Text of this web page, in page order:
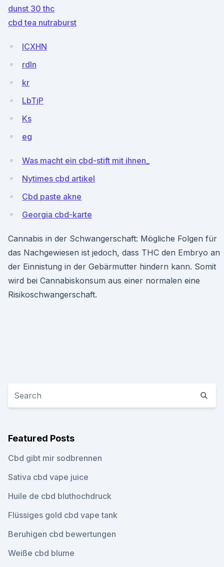
dunst 30 thc
cbd tea nutraburst
ICXHN
rdln
kr
LbTjP
Ks
eg
Was macht ein cbd-stift mit ihnen_
Nytimes cbd artikel
Cbd paste akne
Georgia cbd-karte
Cannabis in der Schwangerschaft: Mögliche Folgen für
das Nachgewiesen ist jedoch, dass THC den Embryo an
der Einnistung in der Gebärmutter hindern kann. Somit
wird bei Cannabiskonsum aus einer normalen eine
Risikoschwangerschaft.
Featured Posts
Cbd gibt mir sodbrennen
Sativa cbd vape juice
Huile de cbd bluthochdruck
Flüssiges gold cbd vape tank
Beruhigen cbd bewertungen
Weiße cbd blume